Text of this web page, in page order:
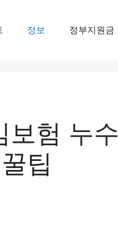
정보 정부지원금
보험 누수
팁